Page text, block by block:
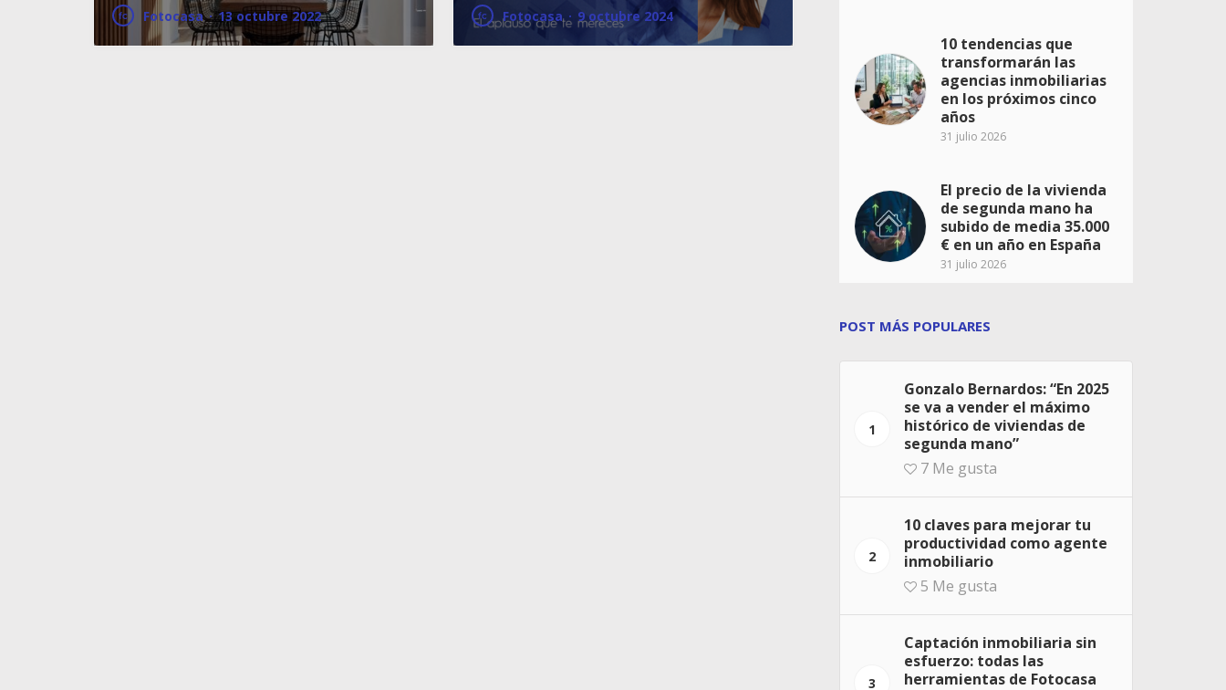
Fotocasa · 13 octubre 2022 Fotocasa · 9 octubre 2024
10 tendencias que
transformarán las
agencias inmobiliarias
en los próximos cinco
años
31 julio 2026
El precio de la vivienda
de segunda mano ha
subido de media 35.000
€ en un año en España
31 julio 2026
POST MÁS POPULARES
1
Gonzalo Bernardos: “En 2025
se va a vender el máximo
histórico de viviendas de
segunda mano”
7 Me gusta
2
10 claves para mejorar tu
productividad como agente
inmobiliario
5 Me gusta
3
Captación inmobiliaria sin
esfuerzo: todas las
herramientas de Fotocasa